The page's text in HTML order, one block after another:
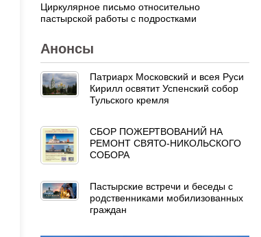
Циркулярное письмо относительно
пастырской работы с подростками
Анонсы
Патриарх Московский и всея Руси
Кирилл освятит Успенский собор
Тульского кремля
СБОР ПОЖЕРТВОВАНИЙ НА
РЕМОНТ СВЯТО-НИКОЛЬСКОГО
СОБОРА
Пастырские встречи и беседы с
родственниками мобилизованных
граждан